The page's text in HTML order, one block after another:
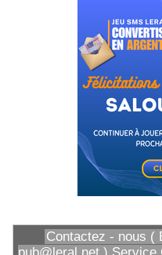
Contactez - nous (